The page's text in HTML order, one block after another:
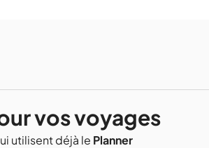
vos voyages
utilisent déjà le Planner